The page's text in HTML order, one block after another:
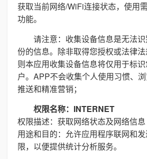
获取当前网络/WiFi连接状态，使用
功能。
请注意：收集设备信息是无法
份的信息。除非取得您授权或法律
则本应用收集设备信息将仅用于标
户。APP不会收集个人使用习惯、
推送和精准营销；
权限名称：INTERNET
权限描述：获取网络状态及网络信息
用途和目的：允许应用程序联网和
限，以便提供统计分析服务。